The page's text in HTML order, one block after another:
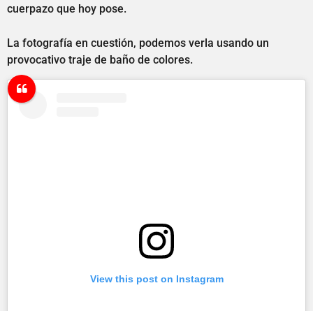
cuerpazo que hoy pose.
La fotografía en cuestión, podemos verla usando un
provocativo traje de baño de colores.
View this post on Instagram